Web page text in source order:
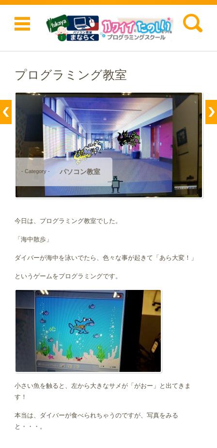
検索:
コンテンツに移動
プログラミング教室
- Category - パソコン教室
今日は、プログラミング教室でした。
「海中散歩」
ダイバーが海中を泳いでたら、色々な事が起きて「あら大変！」
というゲームをプログラミングです。
小さい魚を触ると、左から大きなサメが「がおー」と出てきま
す！
本当は、ダイバーが食べられちゃうのですが、写真をみる
と・・・。